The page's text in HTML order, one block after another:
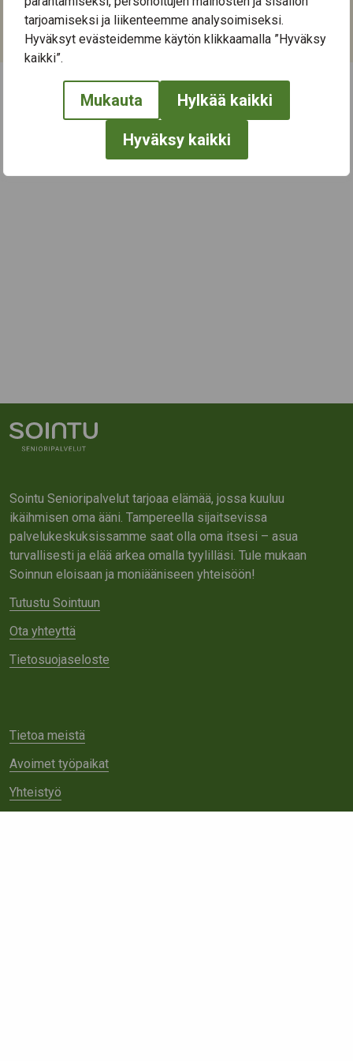
tarjoamiseksi ja liikenteemme analysoimiseksi.
Hyväksyt evästeidemme käytön klikkaamalla ”Hyväksy
kaikki”.
Mukauta Hylkää kaikki
Hyväksy kaikki
Kategoriat:
Kulttuuri,Musiikki
← Näytä kaikki tapahtumat
Sointu Senioripalvelut tarjoaa elämää, jossa kuuluu
ikäihmisen oma ääni. Tampereella sijaitsevissa
palvelukeskuksissamme saat olla oma itsesi – asua
turvallisesti ja elää arkea omalla tyylilläsi. Tule mukaan
Soinnun eloisaan ja moniääniseen yhteisöön!
Tutustu Sointuun
Ota yhteyttä
Tietosuojaseloste
Tietoa meistä
Avoimet työpaikat
Yhteistyö